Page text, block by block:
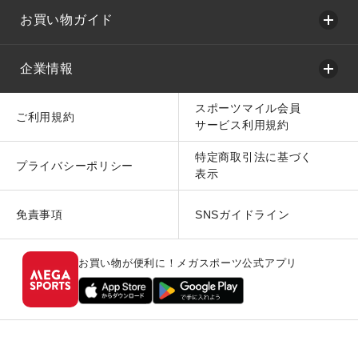
お買い物ガイド
企業情報
ご利用規約
スポーツマイル会員
サービス利用規約
プライバシーポリシー
特定商取引法に基づく
表示
免責事項 SNSガイドライン
お買い物が便利に！メガスポーツ公式アプリ